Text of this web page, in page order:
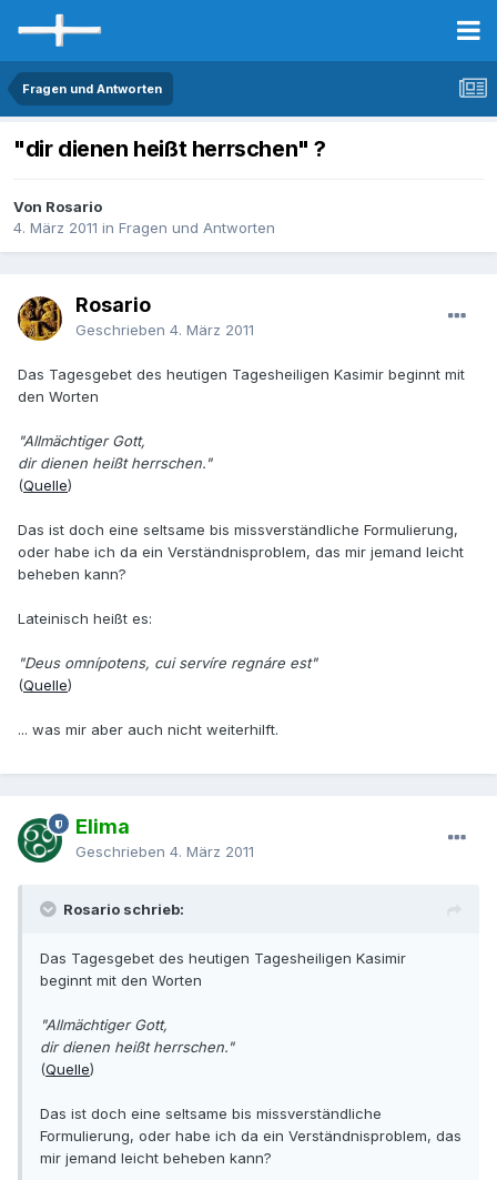
Fragen und Antworten
"dir dienen heißt herrschen" ?
Von Rosario
4. März 2011 in Fragen und Antworten
Rosario
Geschrieben 4. März 2011
Das Tagesgebet des heutigen Tagesheiligen Kasimir beginnt mit
den Worten
"Allmächtiger Gott,
dir dienen heißt herrschen."
(Quelle)
Das ist doch eine seltsame bis missverständliche Formulierung,
oder habe ich da ein Verständnisproblem, das mir jemand leicht
beheben kann?
Lateinisch heißt es:
"Deus omnípotens, cui servíre regnáre est"
(Quelle)
... was mir aber auch nicht weiterhilft.
Elima
Geschrieben 4. März 2011
Rosario schrieb:
Das Tagesgebet des heutigen Tagesheiligen Kasimir
beginnt mit den Worten
"Allmächtiger Gott,
dir dienen heißt herrschen."
(Quelle)
Das ist doch eine seltsame bis missverständliche
Formulierung, oder habe ich da ein Verständnisproblem, das
mir jemand leicht beheben kann?